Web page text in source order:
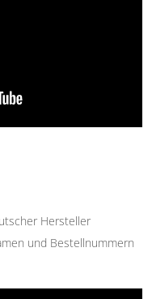
Hersteller
und Bestellnummern